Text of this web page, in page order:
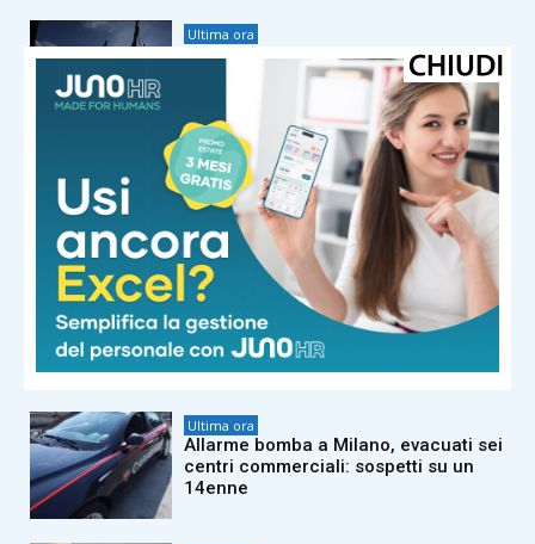
Ultima ora
Yemen, Houthi attaccano forze
governative: 45 morti
Ultima ora
Malgioglio, l’appello ai giovani: “Il
sole può uccidere, io potevo morire
per un melanoma”
Ultima ora
Ceuta, allarme del sindaco Vivas:
“Un’invasione, e non è finita”. Ue in
allerta per il 15 agosto
Ultima ora
Allarme bomba a Milano, evacuati sei
centri commerciali: sospetti su un
14enne